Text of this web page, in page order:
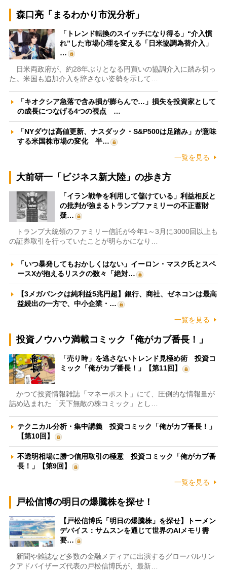
森口亮「まるわかり市況分析」
「トレンド転換のスイッチになり得る」“介入慣
れ”した市場心理を変える「日米協調為替介入」
…
日米両政府が、約28年ぶりとなる円買いの協調介入に踏み切っ
た。米国も追加介入を辞さない姿勢を示して…
「キオクシア急落で含み損が膨らんで…」損失を投資家として
の成長につなげる4つの視点 …
「NYダウは高値更新、ナスダック・S&P500は足踏み」が意味
する米国株市場の変化 半…
一覧を見る
大前研一「ビジネス新大陸」の歩き方
「イラン戦争を利用して儲けている」利益相反と
の批判が強まるトランプファミリーの不正蓄財
疑…
トランプ大統領のファミリー信託が今年1～3月に3000回以上も
の証券取引を行っていたことが明らかになり…
「いつ暴発してもおかしくはない」イーロン・マスク氏とスペ
ースXが抱えるリスクの数々「絶対…
【3メガバンクは純利益5兆円超】銀行、商社、ゼネコンは最高
益続出の一方で、中小企業・…
一覧を見る
投資ノウハウ満載コミック「俺がカブ番長！」
「売り時」を逃さないトレンド見極め術 投資コ
ミック「俺がカブ番長！」【第11回】
かつて投資情報雑誌「マネーポスト」にて、圧倒的な情報量が
詰め込まれた「天下無敵の株コミック」とし…
テクニカル分析・集中講義 投資コミック「俺がカブ番長！」
【第10回】
不透明相場に勝つ信用取引の極意 投資コミック「俺がカブ番
長！」【第9回】
一覧を見る
戸松信博の明日の爆騰株を探せ！
【戸松信博氏「明日の爆騰株」を探せ】トーメン
デバイス：サムスンを通じて世界のAIメモリ需
要…
新聞や雑誌など多数の金融メディアに出演するグローバルリン
クアドバイザーズ代表の戸松信博氏が、最新…